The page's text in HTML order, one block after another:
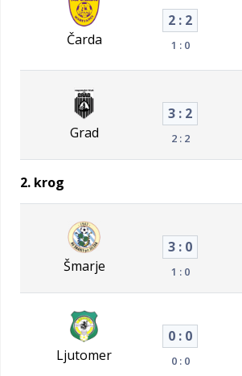
Čarda
2 : 2
1 : 0
Grad
3 : 2
2 : 2
2. krog
Šmarje
3 : 0
1 : 0
Ljutomer
0 : 0
0 : 0